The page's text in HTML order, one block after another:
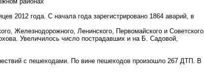
2012 года. С начала года зарегистрировано 1864 аварий, в
Железнодорожного, Ленинского, Первомайского и Советского
Увеличилось число пострадавших и на Б. Садовой,
с пешеходами. По вине пешеходов произошло 267 ДТП. В